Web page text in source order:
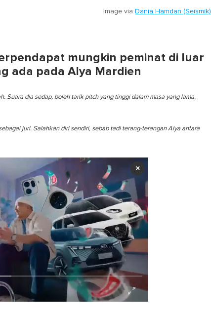
Image via Dania Hamdan (Seismik)
mungkin peminat di luar
ada pada Alya Mardien
Suara dia sedap, boleh tarik pitch yang tinggi dalam masa yang lama.
juri. Salahkan diri sendiri, sebab tadi terang-terangan Alya antara
×